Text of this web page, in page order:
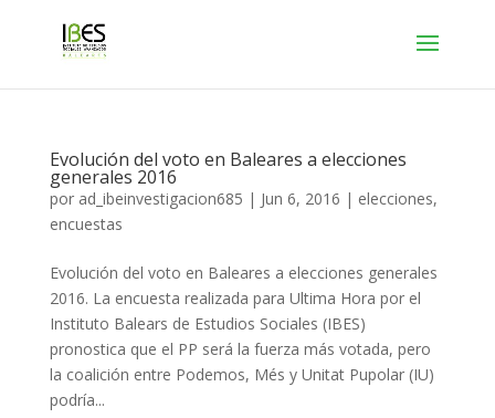
Evolución del voto en Baleares a elecciones
generales 2016
por ad_ibeinvestigacion685 | Jun 6, 2016 | elecciones,
encuestas
Evolución del voto en Baleares a elecciones generales
2016. La encuesta realizada para Ultima Hora por el
Instituto Balears de Estudios Sociales (IBES)
pronostica que el PP será la fuerza más votada, pero
la coalición entre Podemos, Més y Unitat Pupolar (IU)
podría...